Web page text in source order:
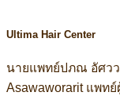
Ultima Hair Center
นายแพทย์ปภณ อัศว
Asawaworarit แพท